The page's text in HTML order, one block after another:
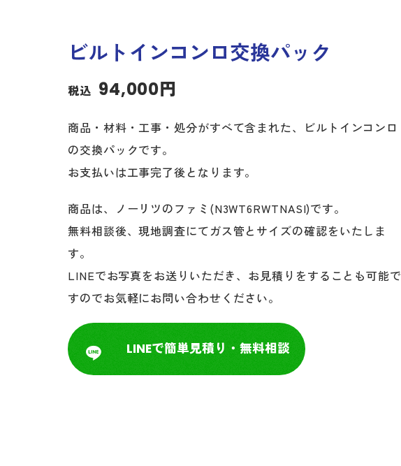
ビルトインコンロ交換パック
税込 94,000円
商品・材料・工事・処分がすべて含まれた、ビルトインコンロ
の交換パックです。
お支払いは工事完了後となります。
商品は、ノーリツのファミ(N3WT6RWTNASI)です。
無料相談後、現地調査にてガス管とサイズの確認をいたしま
す。
LINEでお写真をお送りいただき、お見積りをすることも可能で
すのでお気軽にお問い合わせください。
LINEで簡単見積り・無料相談